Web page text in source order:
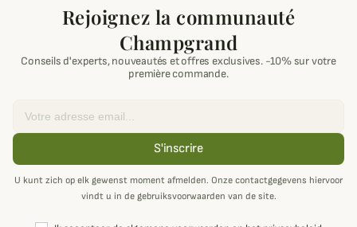
Rejoignez la communauté
Champgrand
Conseils d'experts, nouveautés et offres exclusives. -10% sur votre
première commande.
S'inscrire
U kunt zich op elk gewenst moment afmelden. Onze contactgegevens hiervoor
vindt u in de gebruiksvoorwaarden van de site.